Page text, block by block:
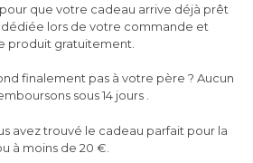
que votre cadeau arrive déjà prêt
dédiée lors de votre commande et
produit gratuitement.
finalement pas à votre père ? Aucun
sous 14 jours .
avez trouvé le cadeau parfait pour la
à moins de 20 €.